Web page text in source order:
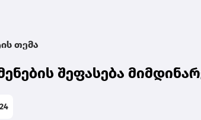
თემა
შეფასება